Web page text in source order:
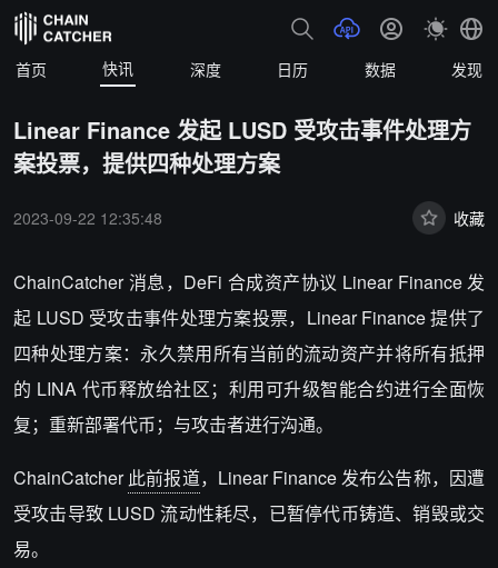
首页 快讯 深度 日历 数据 发现
Linear Finance 发起 LUSD 受攻击事件处理方
案投票，提供四种处理方案
2023-09-22 12:35:48 收藏
ChainCatcher 消息，DeFi 合成资产协议 Linear Finance 发
起 LUSD 受攻击事件处理方案投票，Linear Finance 提供了
四种处理方案：永久禁用所有当前的流动资产并将所有抵押
的 LINA 代币释放给社区；利用可升级智能合约进行全面恢
复；重新部署代币；与攻击者进行沟通。
ChainCatcher 此前报道，Linear Finance 发布公告称，因遭
受攻击导致 LUSD 流动性耗尽，已暂停代币铸造、销毁或交
易。